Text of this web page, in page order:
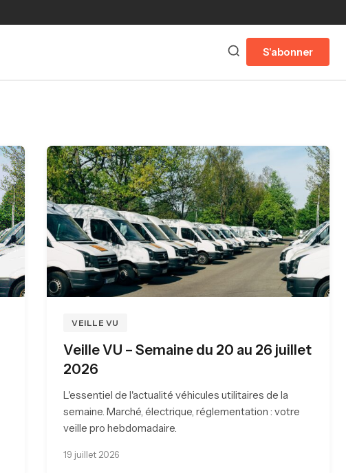
S'abonner
VEILLE VU
Veille VU – Semaine du 20 au 26 juillet
2026
L'essentiel de l'actualité véhicules utilitaires de la
semaine. Marché, électrique, réglementation : votre
veille pro hebdomadaire.
19 juillet 2026